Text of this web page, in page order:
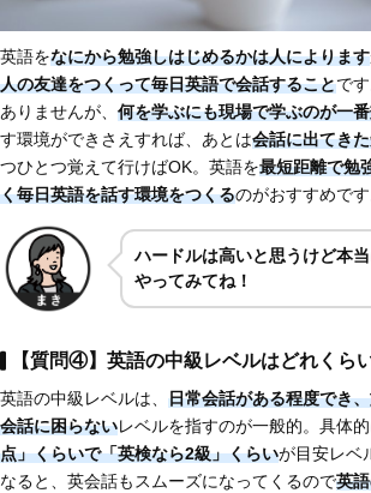
英語をなにから勉強しはじめるかは人によります
人の友達をつくって毎日英語で会話することで
ありませんが、 何を学ぶにも現場で学ぶのが一
す環境ができさえすれば、あとは会話に出てき
つひとつ覚えて行けばOK。英語を最短距離で勉
く毎日英語を話す環境をつくるのがおすすめです
ハードルは高いと思うけど本
やってみてね！
【質問④】英語の中級レベルはどれくら
英語の中級レベルは、 日常会話がある程度でき
会話に困らないレベルを指すのが一般的。具体
点」くらいで「英検なら2級」くらいが目安レベ
なると、英会話もスムーズになってくるので英